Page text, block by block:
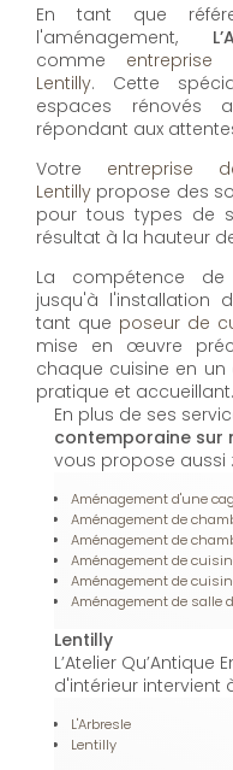
En tant que
l'aménagement,
comme entreprise
Lentilly. Cette
espaces rénovés
répondant aux
Votre entreprise
Lentilly propose des
pour tous types de
résultat à la hauteur
La compétence de
jusqu'à l'installation
tant que poseur de
mise en œuvre
chaque cuisine en
pratique et accueillant.
En plus de ses
contemporaine sur
vous propose aussi :
Aménagement d'une
Aménagement de
Aménagement de
Aménagement de
Aménagement de
Aménagement de salle
Lentilly
L’Atelier
d'intérieur intervient
L'Arbresle
Lentilly